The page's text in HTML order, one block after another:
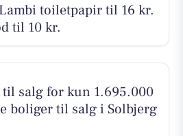
toiletpapir til 16 kr.
til 10 kr.
salg for kun 1.695.000
boliger til salg i Solbjerg